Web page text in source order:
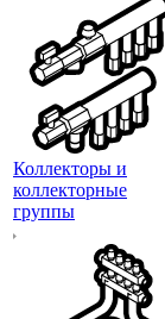
Коллекторы и
коллекторные
группы